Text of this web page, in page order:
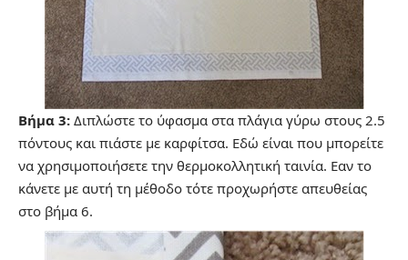
Βήμα 3: Διπλώστε το ύφασμα στα πλάγια γύρω στους 2.5
πόντους και πιάστε με καρφίτσα. Εδώ είναι που μπορείτε
να χρησιμοποιήσετε την θερμοκολλητική ταινία. Εαν το
κάνετε με αυτή τη μέθοδο τότε προχωρήστε απευθείας
στο βήμα 6.